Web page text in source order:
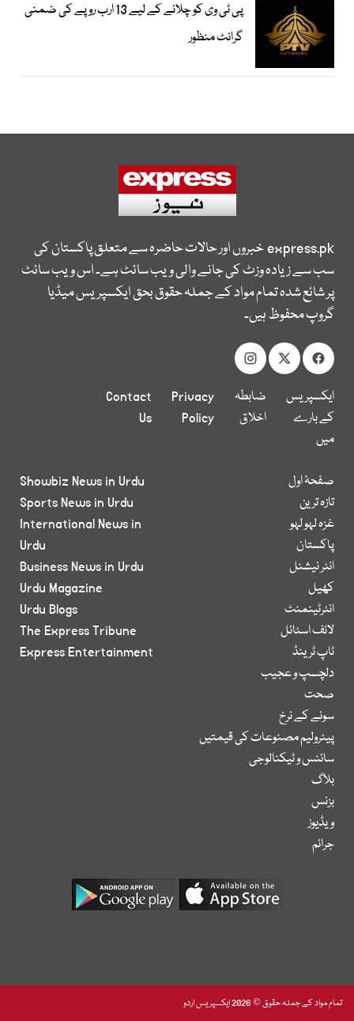
پی ٹی وی کو چلانے کے لیے 13 ارب روپے کی ضمنی
گرانٹ منظور
express.pkخبروں اور حالات حاضرہ سے متعلق پاکستان کی
سب سے زیادہ وزٹ کی جانے والی ویب سائٹ ہے۔ اس ویب سائٹ
پر شائع شدہ تمام مواد کے جملہ حقوق بحق ایکسپریس میڈیا
گروپ محفوظ ہیں۔
ایکسپریس
کے بارے
میں
ضابطہ
اخلاق
Privacy
Policy
Contact
Us
صفحۂ اول
تازہ ترین
غزہ لہو لہو
پاکستان
انٹر نیشنل
کھیل
انٹرٹینمنٹ
لائف اسٹائل
ٹاپ ٹرینڈ
دلچسپ و عجیب
صحت
سونے کے نرخ
پیٹرولیم مصنوعات کی قیمتیں
سائنس و ٹیکنالوجی
بلاگ
بزنس
ویڈیوز
جرائم
Showbiz News in Urdu
Sports News in Urdu
International News in
Urdu
Business News in Urdu
Urdu Magazine
Urdu Blogs
The Express Tribune
Express Entertainment
تمام مواد کے جملہ حقوق © 2026 ایکسپریس اردو